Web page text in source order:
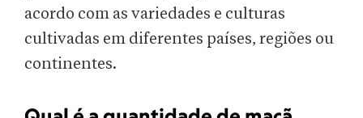
acordo com as variedades e culturas
cultivadas em diferentes países, regiões ou
continentes.